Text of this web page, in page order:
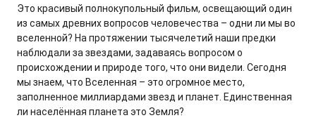
Это красивый полнокупольный фильм, освещающий один
из самых древних вопросов человечества – одни ли мы во
вселенной? На протяжении тысячелетий наши предки
наблюдали за звездами, задаваясь вопросом о
происхождении и природе того, что они видели. Сегодня
мы знаем, что Вселенная – это огромное место,
заполненное миллиардами звезд и планет. Единственная
ли населённая планета это Земля?